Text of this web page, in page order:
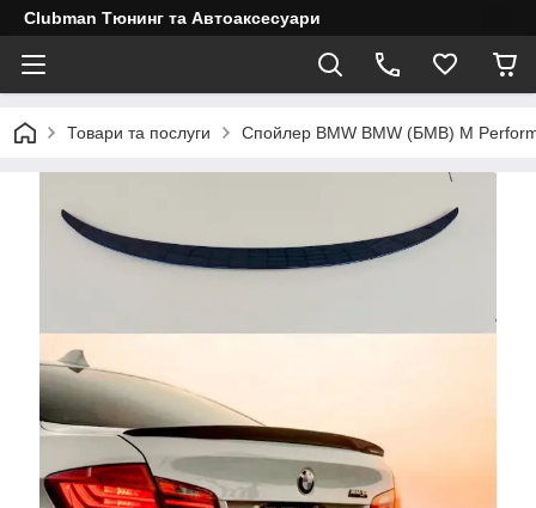
Clubman Тюнинг та Автоаксесуари
Товари та послуги Спойлер BMW BMW (БМВ) M